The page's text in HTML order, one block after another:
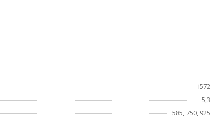
i572
5,3
585, 750, 925